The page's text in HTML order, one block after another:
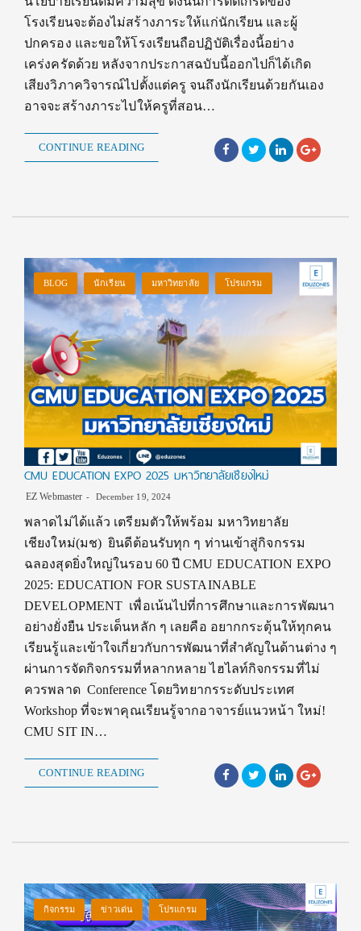
โรงเรียนจะต้องไม่สร้างภาระให้แก่นักเรียน และผู้
ปกครอง และขอให้โรงเรียนถือปฏิบัติเรื่องนี้อย่าง
เคร่งครัดด้วย หลังจากประกาสฉบับนี้ออกไปก็ได้เกิด
เสียงวิภาควิจารณ์ไปตั้งแต่ครู จนถึงนักเรียนด้วยกันเอง
อาจจะสร้างภาระไปให้ครูที่สอน…
CONTINUE READING
BLOG นักเรียน มหาวิทยาลัย โปรแกรม
CMU EDUCATION EXPO 2025 มหาวิทยาลัยเชียงใหม่
EZ Webmaster December 19, 2024
พลาดไม่ได้แล้ว เตรียมตัวให้พร้อม มหาวิทยาลัย
เชียงใหม่(มช) ยินดีต้อนรับทุก ๆ ท่านเข้าสู่กิจกรรม
ฉลองสุดยิ่งใหญ่ในรอบ 60 ปี CMU EDUCATION EXPO
2025: EDUCATION FOR SUSTAINABLE
DEVELOPMENT เพื่อเน้นไปที่การศึกษาและการพัฒนา
อย่างยั่งยืน ประเด็นหลัก ๆ เลยคือ อยากกระตุ้นให้ทุกคน
เรียนรู้และเข้าใจเกี่ยวกับการพัฒนาที่สำคัญในด้านต่าง ๆ
ผ่านการจัดกิจกรรมที่หลากหลาย ไฮไลท์กิจกรรมที่ไม่
ควรพลาด Conference โดยวิทยากรระดับประเทศ
Workshop ที่จะพาคุณเรียนรู้จากอาจารย์แนวหน้า ใหม่!
CMU SIT IN…
CONTINUE READING
กิจกรรม ข่าวเด่น โปรแกรม